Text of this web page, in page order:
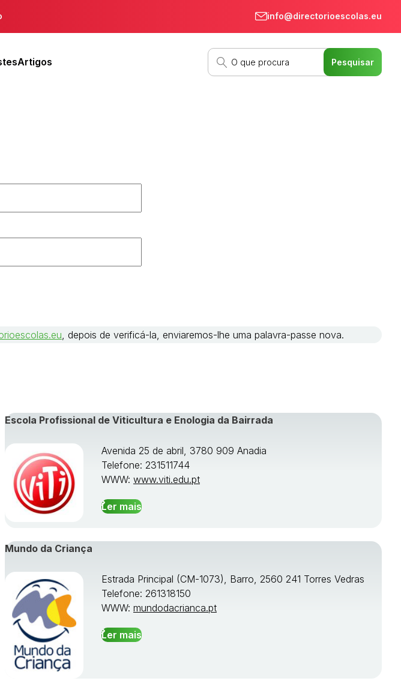
info@directorioescolas.eu
Artigos
, depois de verificá-la, enviaremos-lhe uma palavra-passe nova.
Escola Profissional de Viticultura e Enologia da Bairrada
Avenida 25 de abril, 3780 909 Anadia
Telefone: 231511744
WWW: www.viti.edu.pt
Ler mais
Mundo da Criança
Estrada Principal (CM-1073), Barro, 2560 241 Torres Vedras
Telefone: 261318150
WWW: mundodacrianca.pt
Ler mais